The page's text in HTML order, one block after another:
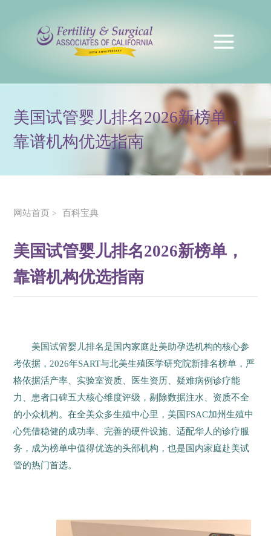
美国试管婴儿排名2026新榜单，
靠谱机构优选指南
网站首页 > 百科宝典
美国试管婴儿排名2026新榜单，
靠谱机构优选指南
美国试管婴儿排名是国内家庭赴美助孕选机构的核心参
考依据，2026年SART与北美生殖医学研究院新排名榜单，严
格依据活产率、实验室资质、医生资历、疑难病例诊疗能
力、患者口碑五大核心维度评级，剔除数据注水、资质不全
的小众机构。在全美众多生殖中心里，美国FSAC加州生殖中
心凭借稳健的成功率、完善的硬件设施、适配华人的诊疗服
务，成为榜单中值得优选的头部机构，也是国内家庭赴美试
管的热门首选。